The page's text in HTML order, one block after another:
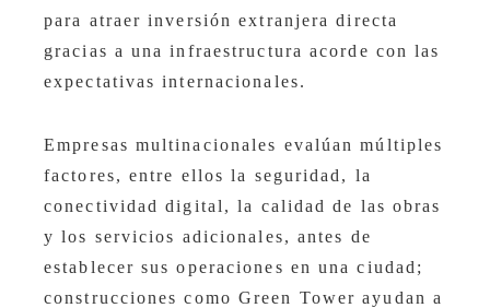
para atraer inversión extranjera directa
gracias a una infraestructura acorde con las
expectativas internacionales.
Empresas multinacionales evalúan múltiples
factores, entre ellos la seguridad, la
conectividad digital, la calidad de las obras
y los servicios adicionales, antes de
establecer sus operaciones en una ciudad;
construcciones como Green Tower ayudan a